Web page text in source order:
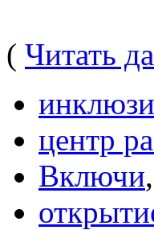
( Читать
центр
Включи,